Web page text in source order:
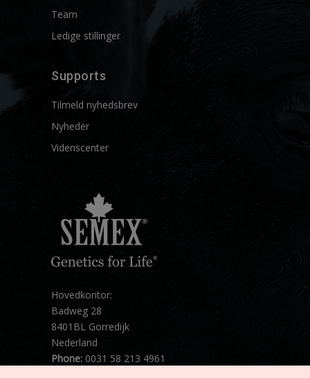
Team
Ledige stillinger
Supports
Tilmeld nyhedsbrev
Nyheder
Videnscenter
Hovedkontor:
Badweg 28
8401BL Gorredijk
Nederland
Phone: 0031 58 213 4961